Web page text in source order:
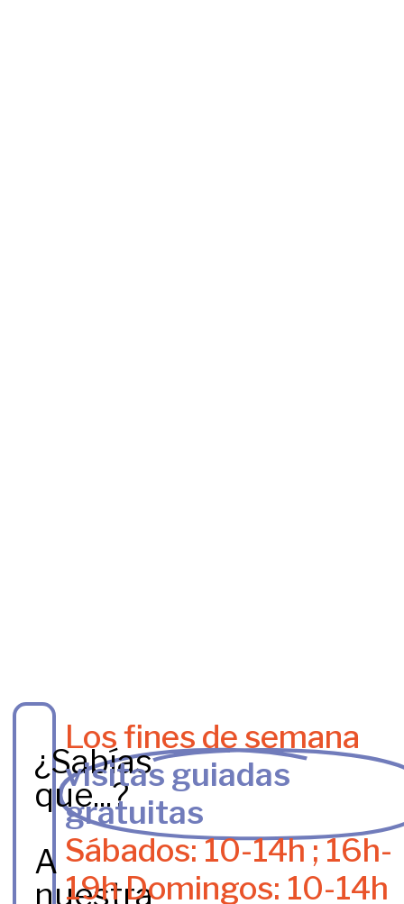
Los fines de semana
visitas guiadas
gratuitas
Sábados: 10-14h ; 16h-
19h Domingos: 10-14h
¿Sabías
que...?
A
nuestra